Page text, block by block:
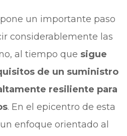
un importante paso
considerablemente las
al tiempo que sigue
de un suministro
resiliente para
. En el epicentro de esta
enfoque orientado al